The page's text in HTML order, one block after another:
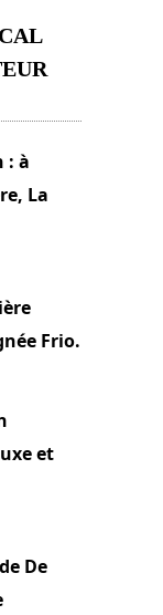
: à
La
Frio.
et
De